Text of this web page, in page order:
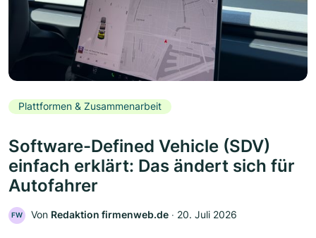
Plattformen & Zusammenarbeit
Software-Defined Vehicle (SDV)
einfach erklärt: Das ändert sich für
Autofahrer
FW Von Redaktion firmenweb.de ‧ 20. Juli 2026